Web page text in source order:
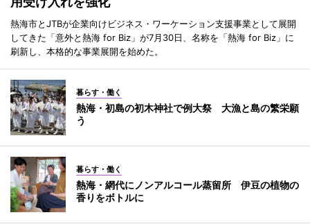
熱海市とJTBが企業向けビジネス・ワーケーション支援事業として展開
してきた「意外と熱海 for Biz」が7月30日、名称を「熱海 for Biz」に
刷新し、本格的な事業展開を始めた。
暮らす・働く
熱海・初島の初木神社で例大祭 大漁と島の繁栄願
う
暮らす・働く
熱海・網代にノンアルコール蒸留所 伊豆の植物の
香りをボトルに